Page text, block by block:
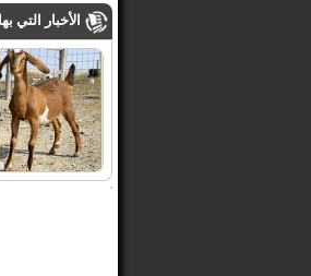
الأخبار